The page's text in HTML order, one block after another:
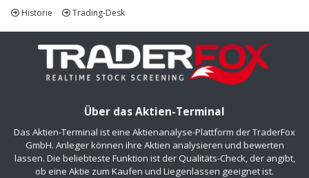
Historie
Trading-Desk
Über das Aktien-Terminal
Das Aktien-Terminal ist eine Aktienanalyse-Plattform der TraderFox
GmbH. Anleger können ihre Aktien analysieren und bewerten
lassen. Die beliebteste Funktion ist der Qualitäts-Check, der angibt,
ob eine Aktie zum Kaufen und Liegenlassen geeignet ist.